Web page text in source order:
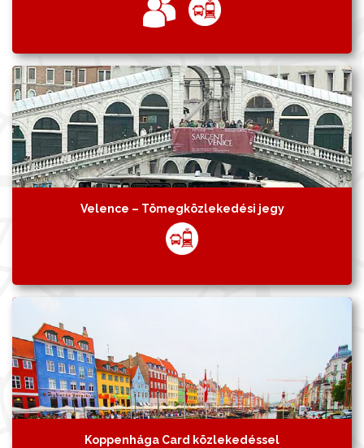
Velence – Tömegközlekedési jegy
Koppenhága Card közlekedéssel